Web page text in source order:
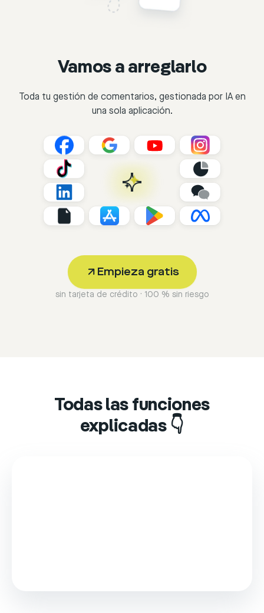
Vamos a arreglarlo
Toda tu gestión de comentarios, gestionada por IA en
una sola aplicación.
Empieza gratis
sin tarjeta de crédito · 100 % sin riesgo
Todas las funciones
explicadas 👇